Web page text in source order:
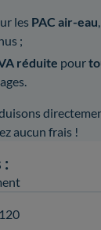
les PAC air-eau
;
réduite pour
aucun frais !
: